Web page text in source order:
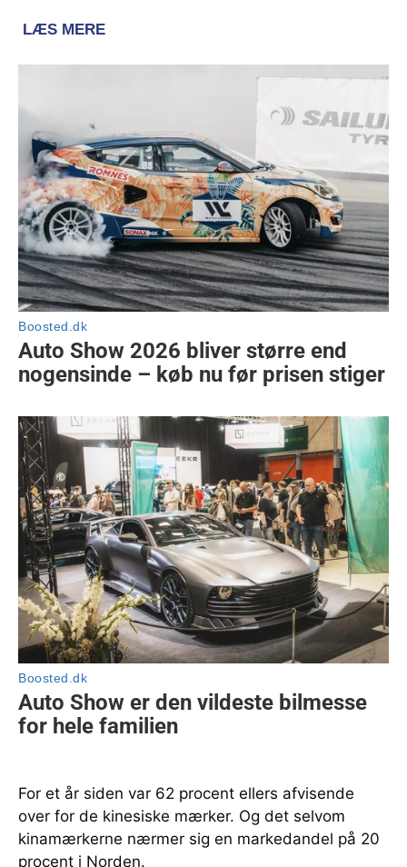
For et år siden var 62 procent ellers afvisende
over for de kinesiske mærker. Og det selvom
kinamærkerne nærmer sig en markedandel på 20
procent i Norden.